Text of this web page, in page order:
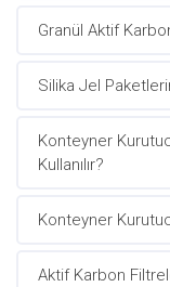
Granül Aktif
Silika Jel
Konteyner
Kullanılır?
Konteyner
Aktif Karbon